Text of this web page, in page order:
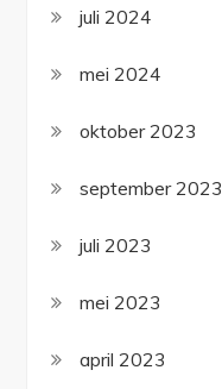
juli 2024
mei 2024
oktober 2023
september 2023
juli 2023
mei 2023
april 2023